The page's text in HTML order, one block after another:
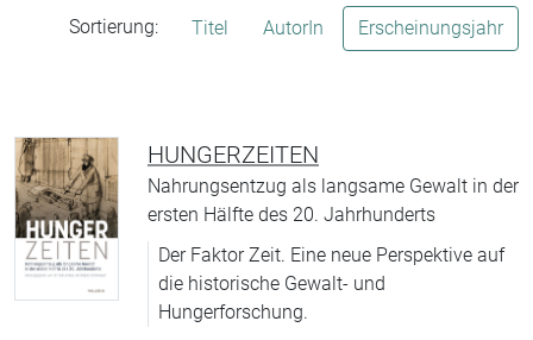
Sortierung: Titel AutorIn Erscheinungsjahr
HUNGERZEITEN
Nahrungsentzug als langsame Gewalt in der
ersten Hälfte des 20. Jahrhunderts
Der Faktor Zeit. Eine neue Perspektive auf
die historische Gewalt- und
Hungerforschung.